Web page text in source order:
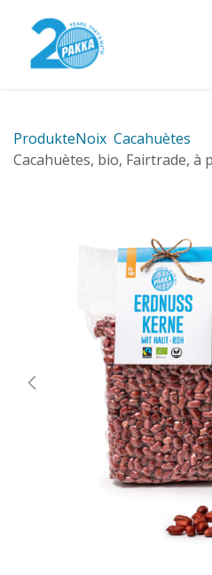
ProdukteNoix Cacahuètes
Cacahuètes, bio, Fairtrade, à